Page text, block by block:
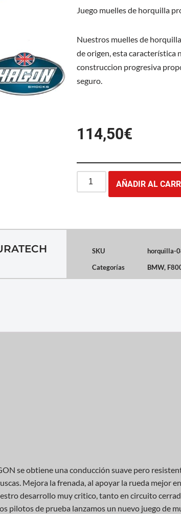
Juego muelles de horquilla
Nuestros muelles de
de origen, esta característica
construccion progresiva
seguro.
114,50€
AÑADIR AL
SKU
horquilla-
Categorías
BMW,
se obtiene una conducción suave pero
Mejora la frenada, al apoyar la rueda mejor
desarrollo muy critico, tanto en circuito
pilotos de prueba lanzamos un nuevo juego de